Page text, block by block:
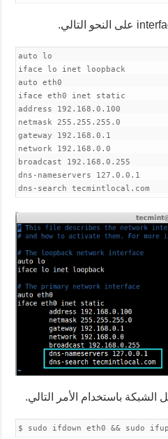
auto lo
iface lo inet loopback
auto eth0
iface eth0 inet static
address 192.168.0.100
netmask 255.255.255.0
gateway 192.168.0.1
network 192.168.0.0
broadcast 192.168.0.255
dns-nameservers 127.0.0.1
dns-search tecmintlocal.com
الشبكة باستخدام الأمر التالي.
$ sudo ifdown eth0 && sudo